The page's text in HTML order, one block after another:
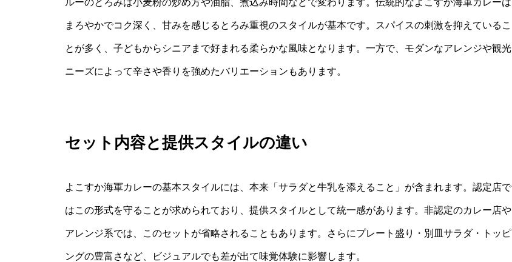
まろやかでコク深く、甘みを感じるとろみ重視のスタイルが基本です。スパイスの刺激を抑えているこ
とが多く、子どもからシニアまで好まれる柔らかな風味となります。一方で、モダンなアレンジや観光
ニーズによって辛さや香りを強めたバリエーションもあります。
セット内容と提供スタイルの違い
よこすか海軍カレーの基本スタイルには、本来「サラダと牛乳を添えること」が含まれます。認定店で
はこの形式を守ることが求められており、提供スタイルとして統一感があります。非認定のカレー店や
アレンジ系では、このセットが省略されることもあります。さらにプレート盛り・別皿サラダ・トッピ
ングの豊富さなど、ビジュアルでも差が出て味覚体験に影響します。